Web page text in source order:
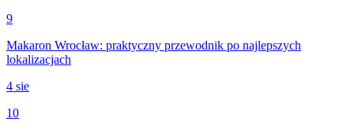
9
Makaron Wrocław: praktyczny przewodnik po najlepszych
lokalizacjach
4 sie
10